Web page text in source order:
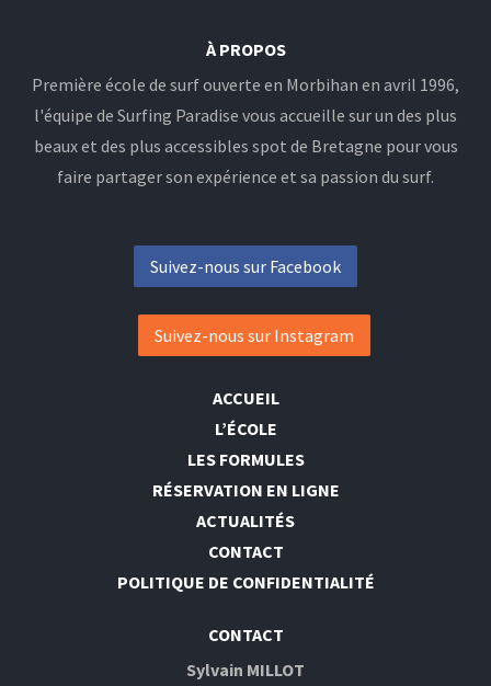
À PROPOS
Première école de surf ouverte en Morbihan en avril 1996,
l'équipe de Surfing Paradise vous accueille sur un des plus
beaux et des plus accessibles spot de Bretagne pour vous
faire partager son expérience et sa passion du surf.
Suivez-nous sur Facebook
Suivez-nous sur Instagram
ACCUEIL
L’ÉCOLE
LES FORMULES
RÉSERVATION EN LIGNE
ACTUALITÉS
CONTACT
POLITIQUE DE CONFIDENTIALITÉ
CONTACT
Sylvain MILLOT